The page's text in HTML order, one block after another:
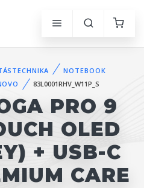
NOTEBOOK
83L0001RHV_W11P_S
PRO 9
OLED
+ USB-C
CARE